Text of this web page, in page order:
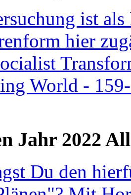
ist
hier
World -
Jahr 2022
Du den